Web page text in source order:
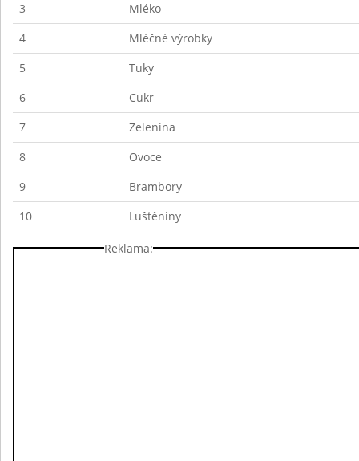
3
Mléko
4
Mléčné výrobky
5
Tuky
6
Cukr
7
Zelenina
8
Ovoce
9
Brambory
10
Luštěniny
Reklama: